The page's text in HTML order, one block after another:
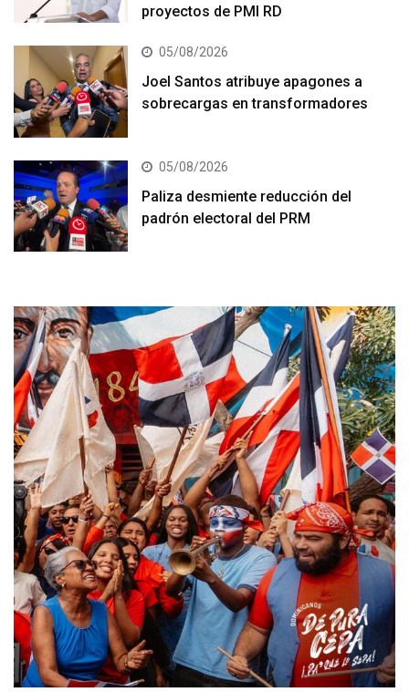
proyectos de PMI RD
05/08/2026
Joel Santos atribuye apagones a
sobrecargas en transformadores
05/08/2026
Paliza desmiente reducción del
padrón electoral del PRM